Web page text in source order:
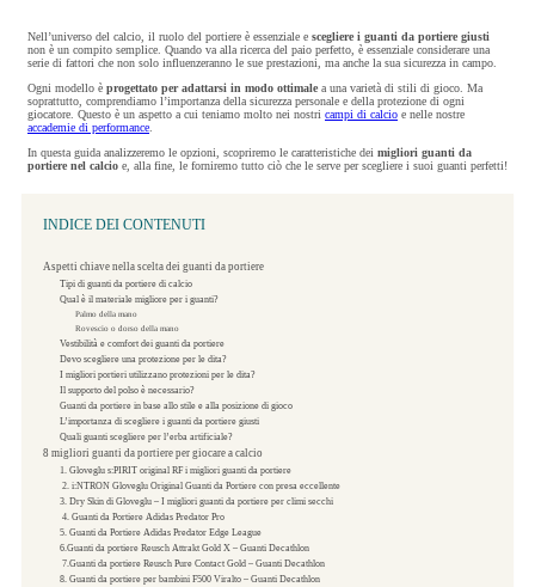
Nell’universo del calcio, il ruolo del portiere è essenziale e scegliere i guanti da portiere giusti
non è un compito semplice. Quando va alla ricerca del paio perfetto, è essenziale considerare una
serie di fattori che non solo influenzeranno le sue prestazioni, ma anche la sua sicurezza in campo.
Ogni modello è progettato per adattarsi in modo ottimale a una varietà di stili di gioco. Ma
soprattutto, comprendiamo l’importanza della sicurezza personale e della protezione di ogni
giocatore. Questo è un aspetto a cui teniamo molto nei nostri campi di calcio e nelle nostre
accademie di performance.
In questa guida analizzeremo le opzioni, scopriremo le caratteristiche dei migliori guanti da
portiere nel calcio e, alla fine, le forniremo tutto ciò che le serve per scegliere i suoi guanti perfetti!
INDICE DEI CONTENUTI
Aspetti chiave nella scelta dei guanti da portiere
Tipi di guanti da portiere di calcio
Qual è il materiale migliore per i guanti?
Palmo della mano
Rovescio o dorso della mano
Vestibilità e comfort dei guanti da portiere
Devo scegliere una protezione per le dita?
I migliori portieri utilizzano protezioni per le dita?
Il supporto del polso è necessario?
Guanti da portiere in base allo stile e alla posizione di gioco
L’importanza di scegliere i guanti da portiere giusti
Quali guanti scegliere per l’erba artificiale?
8 migliori guanti da portiere per giocare a calcio
1. Gloveglu s:PIRIT original RF i migliori guanti da portiere
2. i:NTRON Gloveglu Original Guanti da Portiere con presa eccellente
3. Dry Skin di Gloveglu – I migliori guanti da portiere per climi secchi
4. Guanti da Portiere Adidas Predator Pro
5. Guanti da Portiere Adidas Predator Edge League
6.Guanti da portiere Reusch Attrakt Gold X – Guanti Decathlon
7.Guanti da portiere Reusch Pure Contact Gold – Guanti Decathlon
8. Guanti da portiere per bambini F500 Viralto – Guanti Decathlon